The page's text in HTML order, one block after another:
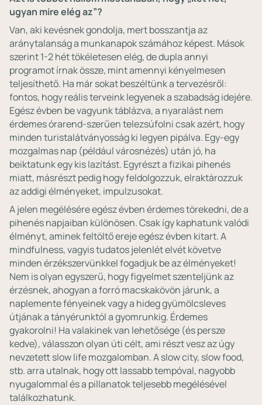
ugyan mire elég az”?
Van, aki kevésnek gondolja, mert bosszantja az
aránytalanság a munkanapok számához képest. Mások
szerint 1-2 hét tökéletesen elég, de dupla annyi
programot írnak össze, mint amennyi kényelmesen
teljesíthető. Ha már sokat beszéltünk a tervezésről:
fontos, hogy reális terveink legyenek a szabadság idejére.
Egész évben be vagyunk táblázva, a nyaralást nem
érdemes órarend-szerűen telezsúfolni csak azért, hogy
minden turistalátványosság ki legyen pipálva. Egy-egy
mozgalmas nap (például városnézés) után jó, ha
beiktatunk egy kis lazítást. Egyrészt a fizikai pihenés
miatt, másrészt pedig hogy feldolgozzuk, elraktározzuk
az addigi élményeket, impulzusokat.
A jelen megélésére egész évben érdemes törekedni, de a
pihenés napjaiban különösen. Csak így kaphatunk valódi
élményt, aminek feltöltő ereje egész évben kitart. A
mindfulness, vagyis tudatos jelenlét elvét követve
minden érzékszervünkkel fogadjuk be az élményeket!
Nem is olyan egyszerű, hogy figyelmet szenteljünk az
érzésnek, ahogyan a forró macskakövön járunk, a
naplemente fényeinek vagy a hideg gyümölcsleves
útjának a tányérunktól a gyomrunkig. Érdemes
gyakorolni! Ha valakinek van lehetősége (és persze
kedve), válasszon olyan úti célt, ami részt vesz az úgy
nevzetett slow life mozgalomban. A slow city, slow food,
stb. arra utalnak, hogy ott lassabb tempóval, nagyobb
nyugalommal és a pillanatok teljesebb megélésével
találkozhatunk.